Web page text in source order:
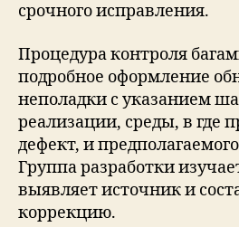
срочного исправления.
Процедура контроля
подробное оформление
неполадки с указанием
реализации, среды, в где
дефект, и
Группа разработки
выявляет источник и
коррекцию.